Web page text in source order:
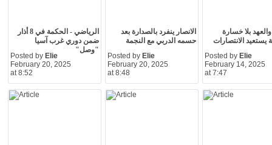
الرياضي - الحكمة في 8 أذار
ضمن دوري غرب آسيا
"وصل"
Posted by Elie
February 20, 2025
at 8:52
الانصار ينفرد بالصدارة بعد
حسمه الدربي مع النجمة
Posted by Elie
February 20, 2025
at 8:48
والعهد بلا خسارة
يستعيد الانتصارات
Posted by Elie
February 14, 2025
at 7:47